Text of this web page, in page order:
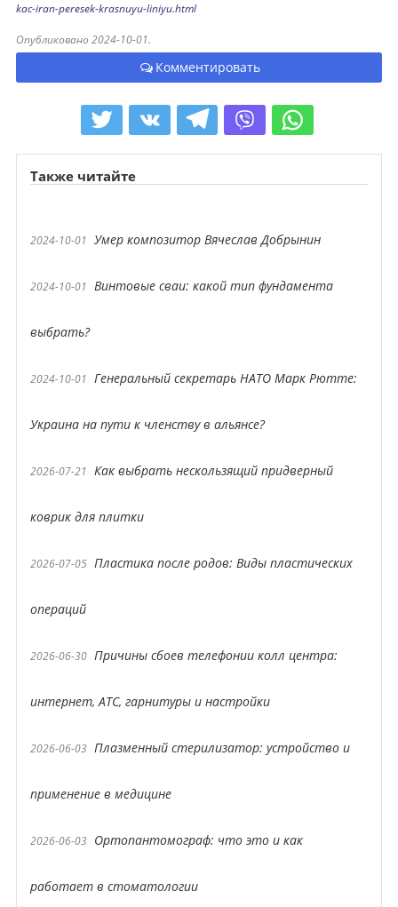
kac-iran-peresek-krasnuyu-liniyu.html
Опубликовано 2024-10-01.
Комментировать
Также читайте
2024-10-01 Умер композитор Вячеслав Добрынин
2024-10-01 Винтовые сваи: какой тип фундамента
выбрать?
2024-10-01 Генеральный секретарь НАТО Марк Рютте:
Украина на пути к членству в альянсе?
2026-07-21 Как выбрать нескользящий придверный
коврик для плитки
2026-07-05 Пластика после родов: Виды пластических
операций
2026-06-30 Причины сбоев телефонии колл центра:
интернет, АТС, гарнитуры и настройки
2026-06-03 Плазменный стерилизатор: устройство и
применение в медицине
2026-06-03 Ортопантомограф: что это и как
работает в стоматологии